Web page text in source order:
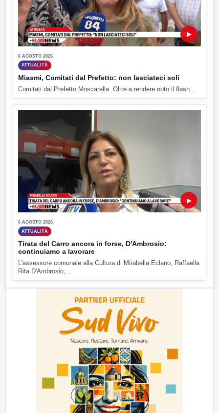
▶
6 AGOSTO 2026
ATTUALITÀ
Miasmi, Comitati dal Prefetto: non lasciateci soli
Comitati dal Prefetto Moscarella. Oltre a rendere noto il flash...
▶
6 AGOSTO 2026
ATTUALITÀ
Tirata del Carro ancora in forse, D'Ambrosio:
continuiamo a lavorare
L'assessore comunale alla Cultura di Mirabella Eclano, Raffaella
Rita D'Ambrosio,...